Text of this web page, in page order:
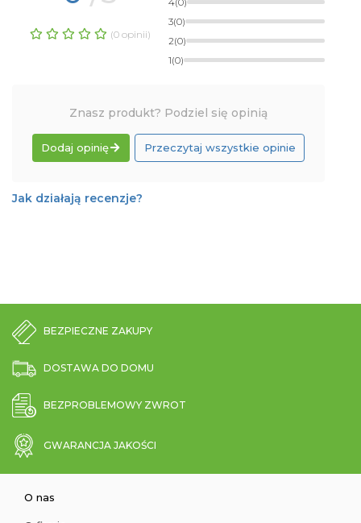
(0 opinii)
3(0)
2(0)
1(0)
Znasz produkt? Podziel się opinią
Dodaj opinię Przeczytaj wszystkie opinie
Jak działają recenzje?
BEZPIECZNE ZAKUPY
DOSTAWA DO DOMU
BEZPROBLEMOWY ZWROT
GWARANCJA JAKOŚCI
O nas